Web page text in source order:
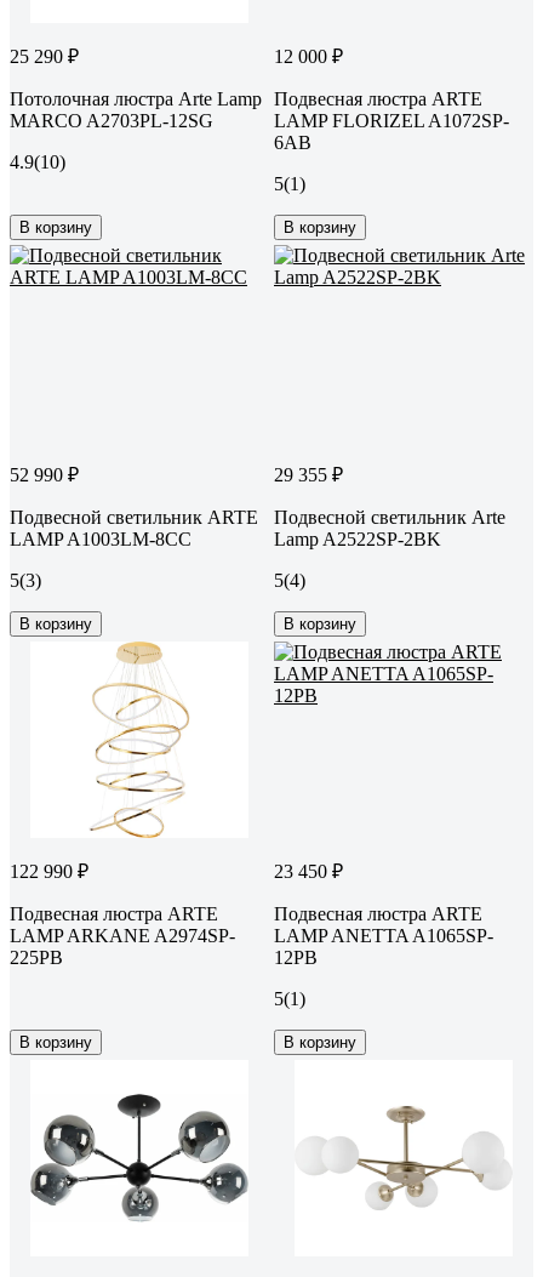
25 290 ₽
Потолочная люстра Arte Lamp
MARCO A2703PL-12SG
4.9(10)
В корзину
12 000 ₽
Подвесная люстра ARTE
LAMP FLORIZEL A1072SP-
6AB
5(1)
В корзину
52 990 ₽
Подвесной светильник ARTE
LAMP A1003LM-8CC
5(3)
В корзину
29 355 ₽
Подвесной светильник Arte
Lamp A2522SP-2BK
5(4)
В корзину
122 990 ₽
Подвесная люстра ARTE
LAMP ARKANE A2974SP-
225PB
В корзину
23 450 ₽
Подвесная люстра ARTE
LAMP ANETTA A1065SP-
12PB
5(1)
В корзину